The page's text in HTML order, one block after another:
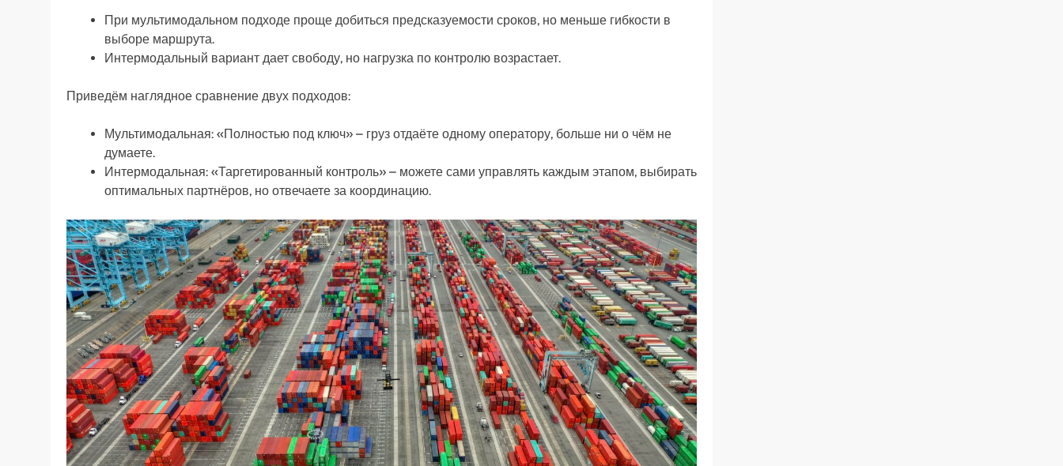
При мультимодальном подходе проще добиться предсказуемости сроков, но меньше гибкости в
выборе маршрута.
Интермодальный вариант дает свободу, но нагрузка по контролю возрастает.
Приведём наглядное сравнение двух подходов:
Мультимодальная: «Полностью под ключ» – груз отдаёте одному оператору, больше ни о чём не
думаете.
Интермодальная: «Таргетированный контроль» – можете сами управлять каждым этапом, выбирать
оптимальных партнёров, но отвечаете за координацию.